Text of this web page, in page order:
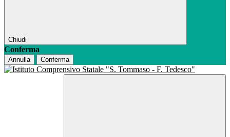
Chiudi
Conferma
Annulla Conferma